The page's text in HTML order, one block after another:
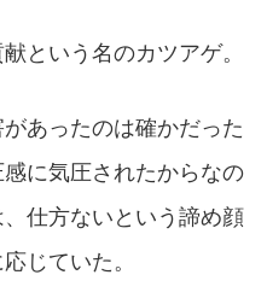
という名のカツアゲ。
あったのは確かだった
に気圧されたからなの
仕方ないという諦め顔
じていた。